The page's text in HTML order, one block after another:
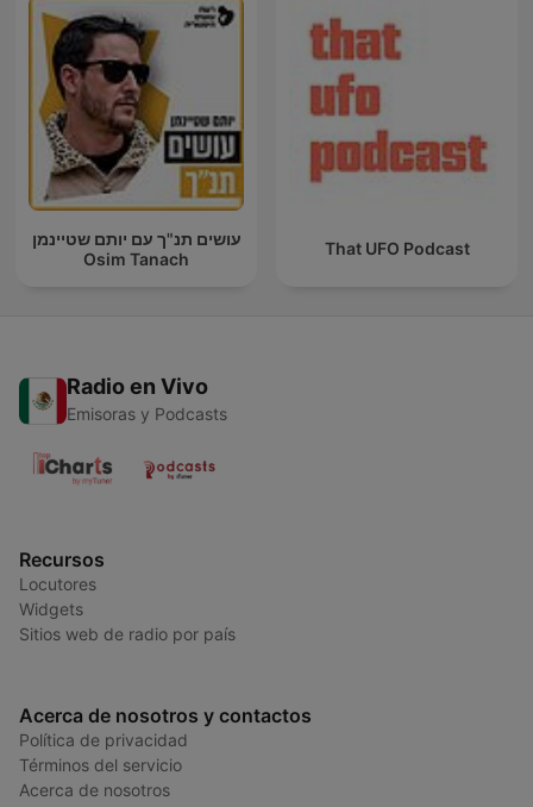
עושים תנ"ך עם יותם שטיינמן
Osim Tanach
That UFO Podcast
Radio en Vivo
Emisoras y Podcasts
Recursos
Locutores
Widgets
Sitios web de radio por país
Acerca de nosotros y contactos
Política de privacidad
Términos del servicio
Acerca de nosotros